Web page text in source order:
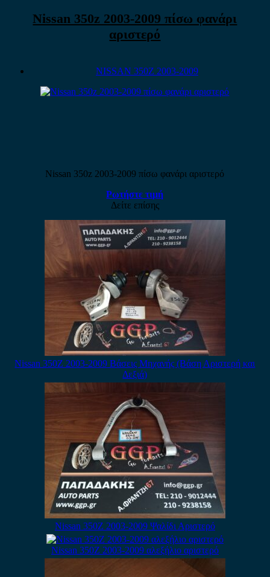
Nissan 350z 2003-2009 πίσω φανάρι
αριστερό
NISSAN 350Z 2003-2009
Nissan 350z 2003-2009 πίσω φανάρι αριστερό
Ρωτήστε τιμή
Δείτε επίσης
Nissan 350Z 2003-2009 Βάσεις Μηχανής (Βάση Αριστερή και
Δεξιά)
Nissan 350Z 2003-2009 Ψαλίδι Αριστερό
Nissan 350Z 2003-2009 αλεξήλιο αριστερό